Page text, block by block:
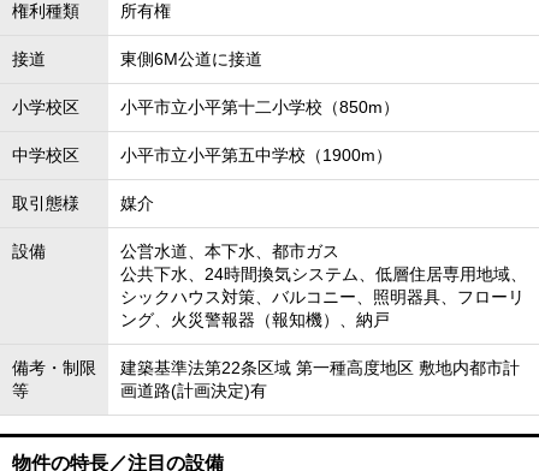
権利種類 所有権
接道 東側6M公道に接道
小学校区 小平市立小平第十二小学校（850m）
中学校区 小平市立小平第五中学校（1900m）
取引態様 媒介
設備
公営水道、本下水、都市ガス
公共下水、24時間換気システム、低層住居専用地域、
シックハウス対策、バルコニー、照明器具、フローリ
ング、火災警報器（報知機）、納戸
備考・制限
等
建築基準法第22条区域 第一種高度地区 敷地内都市計
画道路(計画決定)有
物件の特長／注目の設備